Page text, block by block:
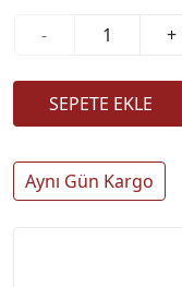
-
+
Aynı Gün Kargo